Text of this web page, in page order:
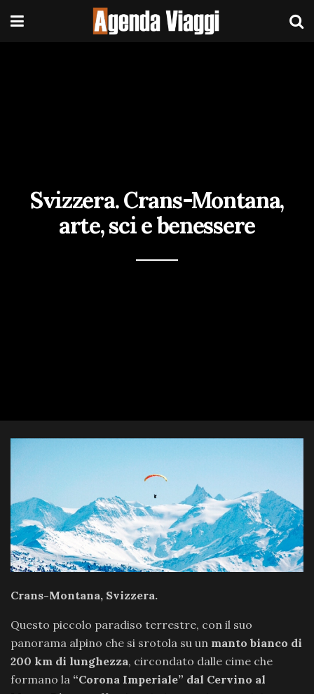
Svizzera. Crans-Montana,
arte, sci e benessere
Crans-Montana, Svizzera.
Questo piccolo paradiso terrestre, con il suo
panorama alpino che si srotola su un manto bianco di
200 km di lunghezza, circondato dalle cime che
formano la “Corona Imperiale” dal Cervino al